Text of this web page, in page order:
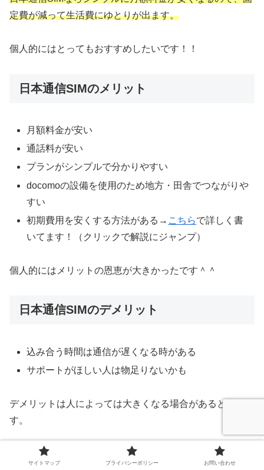
定費が減って生活費にゆとりが出ます。
個人的にはとってもおすすめしたいです！！
日本通信SIMのメリット
月額料金が安い
通話料が安い
プランがシンプルで分かりやすい
docomoの設備を使用のため地方・田舎でつながりや
すい
初期費用を安くする方法がある→ こちらで詳しく書
いてます！（クリックで解説にジャンプ）
個人的にはメリットの恩恵が大きかったです＾＾
日本通信SIMのデメリット
込み合う時間は通信が遅くなる時がある
サポートがほしい人は物足りないかも
デメリットは人によっては大きくなる場合があると思いま
す。
気になることがあればコメントもどうぞ！可能な限りお力
サイトマップ プライバシーポリシー お問い合わせ